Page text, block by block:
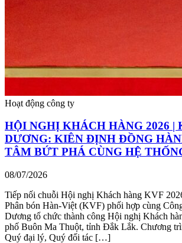
Hoạt động công ty
HỘI NGHỊ KHÁCH HÀNG 2026 |
DƯƠNG: KIÊN ĐỊNH ĐỒNG
TÂM BỨT PHÁ CÙNG HỆ
08/07/2026
Tiếp nối chuỗi Hội nghị Khách hàng KVF
Phân bón Hàn-Việt (KVF) phối hợp cùng
Dương tổ chức thành công Hội nghị Khách
phố Buôn Ma Thuột, tỉnh Đắk Lắk. Chương
Quý đại lý, Quý đối tác […]